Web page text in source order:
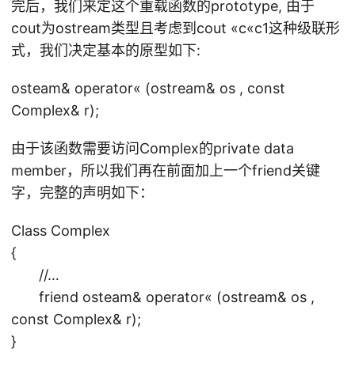
完后，我们来定这个重载函数的prototype, 由于
cout为ostream类型且考虑到cout «c«c1这种级联形
式，我们决定基本的原型如下:
osteam& operator« (ostream& os , const
Complex& r);
由于该函数需要访问Complex的private data
member，所以我们再在前面加上一个friend关键
字，完整的声明如下：
Class Complex
{
//…
friend osteam& operator« (ostream& os ,
const Complex& r);
}